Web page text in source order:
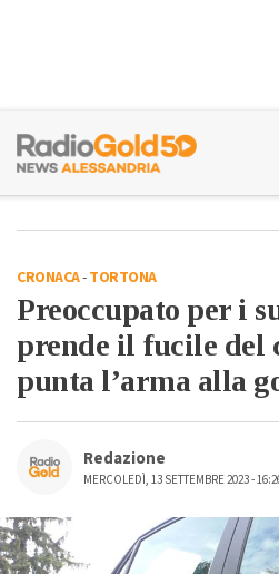
CRONACA-TORTONA
Preoccupato per i
prende il fucile del
punta l’arma alla
Redazione
MERCOLEDÌ, 13 SETTEMBRE 2023 -